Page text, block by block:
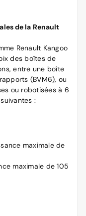
de la Renault
Renault Kangoo
des boîtes de
entre une boîte
(BVM6), ou
ou robotisées à 6
:
maximale de
maximale de 105